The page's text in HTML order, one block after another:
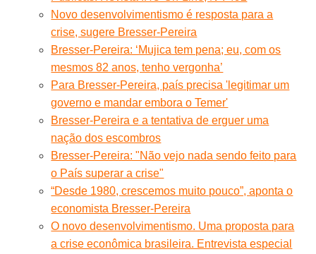
Novo desenvolvimentismo é resposta para a
crise, sugere Bresser-Pereira
Bresser-Pereira: ‘Mujica tem pena; eu, com os
mesmos 82 anos, tenho vergonha’
Para Bresser-Pereira, país precisa 'legitimar um
governo e mandar embora o Temer'
Bresser-Pereira e a tentativa de erguer uma
nação dos escombros
Bresser-Pereira: "Não vejo nada sendo feito para
o País superar a crise"
“Desde 1980, crescemos muito pouco”, aponta o
economista Bresser-Pereira
O novo desenvolvimentismo. Uma proposta para
a crise econômica brasileira. Entrevista especial